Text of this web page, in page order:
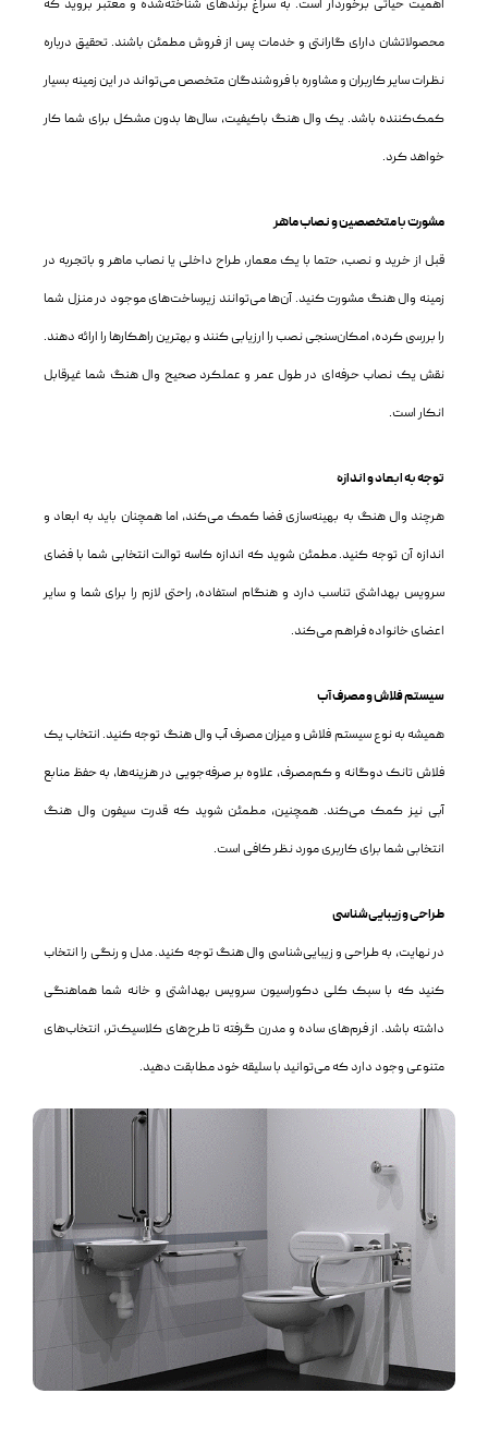
اهمیت حیاتی برخوردار است. به سراغ برندهای شناخته‌شده و معتبر بروید که
محصولاتشان دارای گارانتی و خدمات پس از فروش مطمئن باشند. تحقیق درباره
نظرات سایر کاربران و مشاوره با فروشندگان متخصص می‌تواند در این زمینه بسیار
کمک‌کننده باشد. یک وال هنگ باکیفیت، سال‌ها بدون مشکل برای شما کار
خواهد کرد.
مشورت با متخصصین و نصاب ماهر
قبل از خرید و نصب، حتما با یک معمار، طراح داخلی یا نصاب ماهر و باتجربه در
زمینه وال هنگ مشورت کنید. آن‌ها می‌توانند زیرساخت‌های موجود در منزل شما
را بررسی کرده، امکان‌سنجی نصب را ارزیابی کنند و بهترین راهکارها را ارائه دهند.
نقش یک نصاب حرفه‌ای در طول عمر و عملکرد صحیح وال هنگ شما غیرقابل
انکار است.
توجه به ابعاد و اندازه
هرچند وال هنگ به بهینه‌سازی فضا کمک می‌کند، اما همچنان باید به ابعاد و
اندازه آن توجه کنید. مطمئن شوید که اندازه کاسه توالت انتخابی شما با فضای
سرویس بهداشتی تناسب دارد و هنگام استفاده، راحتی لازم را برای شما و سایر
اعضای خانواده فراهم می‌کند.
سیستم فلاش و مصرف آب
همیشه به نوع سیستم فلاش و میزان مصرف آب وال هنگ توجه کنید. انتخاب یک
فلاش تانک دوگانه و کم‌مصرف، علاوه بر صرفه‌جویی در هزینه‌ها، به حفظ منابع
آبی نیز کمک می‌کند. همچنین، مطمئن شوید که قدرت سیفون وال هنگ
انتخابی شما برای کاربری مورد نظر کافی است.
طراحی و زیبایی‌شناسی
در نهایت، به طراحی و زیبایی‌شناسی وال هنگ توجه کنید. مدل و رنگی را انتخاب
کنید که با سبک کلی دکوراسیون سرویس بهداشتی و خانه شما هماهنگی
داشته باشد. از فرم‌های ساده و مدرن گرفته تا طرح‌های کلاسیک‌تر، انتخاب‌های
متنوعی وجود دارد که می‌توانید با سلیقه خود مطابقت دهید.